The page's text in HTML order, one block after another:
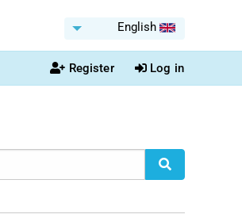
English
Register Log in